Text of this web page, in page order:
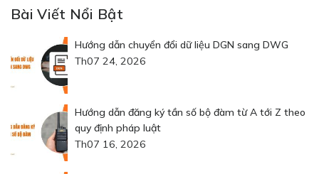
Bài Viết Nổi Bật
Hướng dẫn chuyển đổi dữ liệu DGN sang DWG
Th07 24, 2026
Hướng dẫn đăng ký tần số bộ đàm từ A tới Z theo
quy định pháp luật
Th07 16, 2026